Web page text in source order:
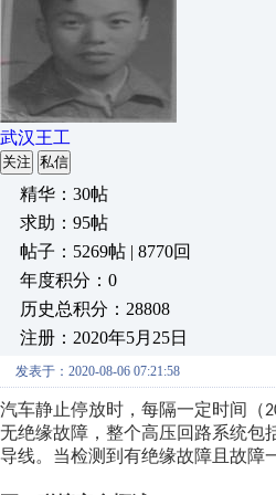
武汉王工
关注 私信
精华：30帖
求助：95帖
帖子：5269帖 | 8770回
年度积分：0
历史总积分：28808
注册：2020年5月25日
发表于：2020-08-06 07:21:58
汽车静止停放时，每隔一定时间（
无绝缘故障，整个高压回路系统包
导线。当检测到有绝缘故障且故障